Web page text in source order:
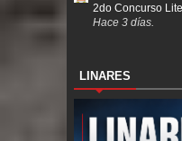
2do Concurso
Hace 3 días.
LINARES